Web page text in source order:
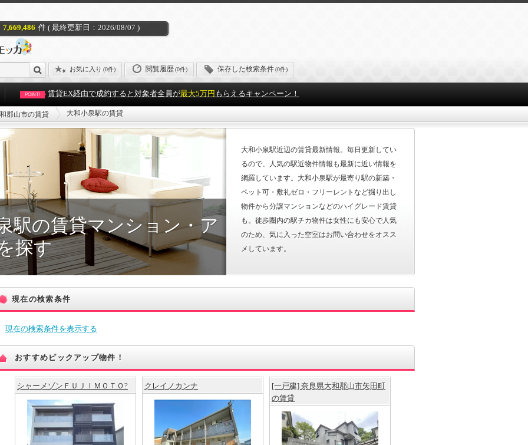
7,669,486 件 ( 最終更新日：2026/08/07 )
お気に入り (0件) 閲覧履歴(0件) 保存した検索条件(0件)
POINT! 賃貸EX経由で成約すると対象者全員が最大5万円 もらえるキャンペーン！
郡山市の賃貸 大和小泉駅の賃貸
駅の賃貸マンション・ア
探す
大和小泉駅近辺の賃貸最新情報。毎日更新してい
るので、人気の駅近物件情報も最新に近い情報を
網羅しています。大和小泉駅が最寄り駅の新築・
ペット可・敷礼ゼロ・フリーレントなど掘り出し
物件から分譲マンションなどのハイグレード賃貸
も。徒歩圏内の駅チカ物件は女性にも安心で人気
のため、気に入った空室はお問い合わせをオスス
メしています。
現在の検索条件
現在の検索条件を表示する
おすすめピックアップ物件！
シャーメゾンＦＵＪＩＭＯＴＯ? クレイノカンナ
[一戸建] 奈良県大和郡山市矢田町
の賃貸